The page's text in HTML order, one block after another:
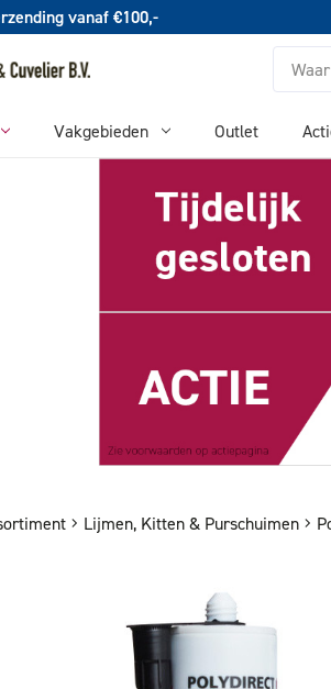
vanaf €100,-
Zoeken
Vakgebieden Outlet
Lijmen, Kitten & Purschuimen